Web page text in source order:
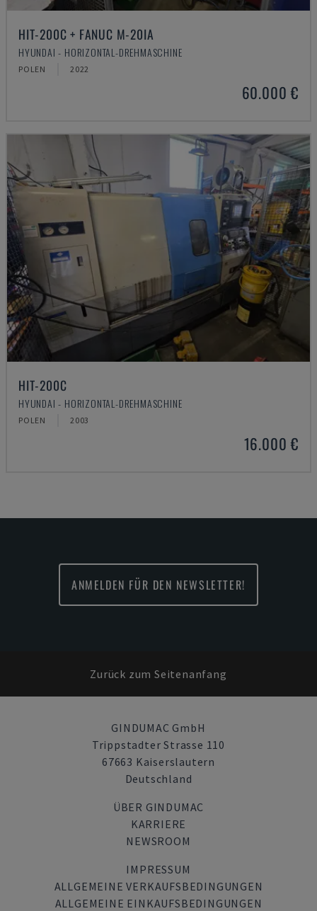
HIT-200C + FANUC M-20IA
HYUNDAI - HORIZONTAL-DREHMASCHINE
POLEN 2022
60.000 €
HIT-200C
HYUNDAI - HORIZONTAL-DREHMASCHINE
POLEN 2003
16.000 €
ANMELDEN FÜR DEN NEWSLETTER!
Zurück zum Seitenanfang
GINDUMAC GmbH
Trippstadter Strasse 110
67663 Kaiserslautern
Deutschland
ÜBER GINDUMAC
KARRIERE
NEWSROOM
IMPRESSUM
ALLGEMEINE VERKAUFSBEDINGUNGEN
ALLGEMEINE EINKAUFSBEDINGUNGEN